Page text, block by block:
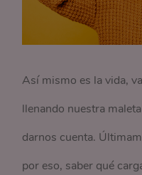
Así mismo es la vida,
llenando nuestra
darnos cuenta.
por eso, saber qué